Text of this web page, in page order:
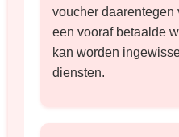
voucher
een vooraf betaalde
kan worden
diensten.